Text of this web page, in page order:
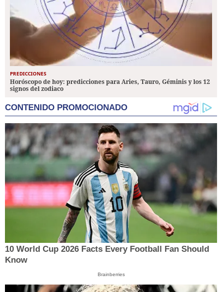
PREDICCIONES
Horóscopo de hoy: predicciones para Aries, Tauro, Géminis y los 12
signos del zodiaco
CONTENIDO PROMOCIONADO
10 World Cup 2026 Facts Every Football Fan Should
Know
Brainberries